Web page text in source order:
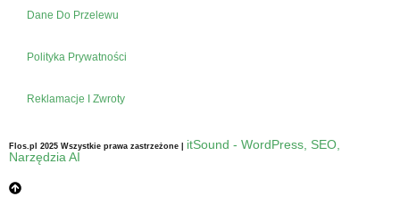
Dane Do Przelewu
Polityka Prywatności
Reklamacje I Zwroty
Flos.pl 2025 Wszystkie prawa zastrzeżone | itSound - WordPress, SEO,
Narzędzia AI